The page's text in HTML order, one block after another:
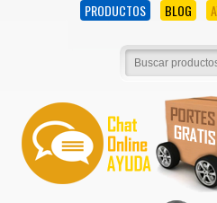
PRODUCTOS BLOG